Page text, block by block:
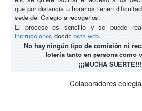
que por distancia u horarios tienen
sede del Colegio a recogerlos.
El proceso es sencillo y se puede
instrucciones desde esta web.
No hay ningún tipo de comisión ni
lotería tanto en persona como
¡¡¡MUCHA SUERTE!!!
Colaboradores